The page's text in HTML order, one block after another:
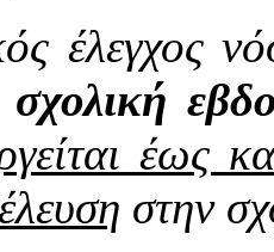
έλεγχος
έως
στην